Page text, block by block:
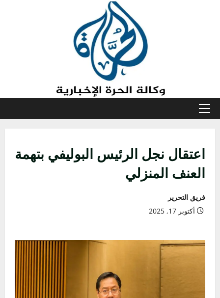
القائمة
اعتقال نجل الرئيس البوليفي بتهمة
العنف المنزلي
فريق التحرير
أكتوبر 17, 2025